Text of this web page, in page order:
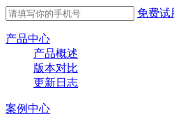
免费试
产品中心
产品概述
版本对比
更新日志
案例中心